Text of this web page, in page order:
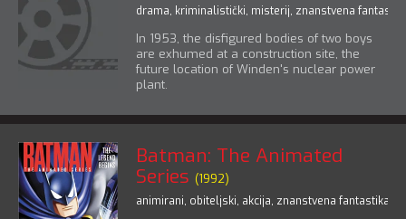
drama, kriminalistički, misterij, znanstvena
In 1953, the disfigured bodies of two boys
are exhumed at a construction site, the
future location of Winden's nuclear power
plant.
Batman: The Animated
Series (1992)
animirani, obiteljski, akcija, znanstvena fantastika